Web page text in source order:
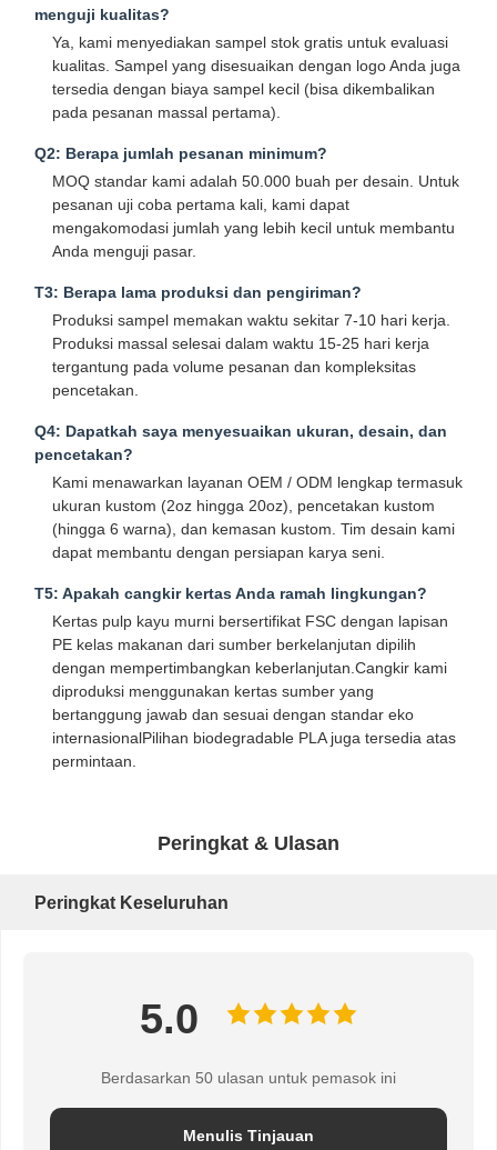
Kontrol
Kualitas
Hubungi
Kami
Berita Kasus
Bicara
Sekarang
Cangkir Kopi Kertas
cangkir kertas es krim
Mangkuk kertas sekali pakai
cangkir sup kertas
Kantong kertas dengan pegangan
Kotak makanan untuk dibawa
Kotak Kue Kustom
kotak kertas disesuaikan
Cangkir plastik sekali pakai
kemasan makanan dan minuman
menguji kualitas?
Ya, kami menyediakan sampel stok gratis untuk evaluasi
kualitas. Sampel yang disesuaikan dengan logo Anda juga
tersedia dengan biaya sampel kecil (bisa dikembalikan
pada pesanan massal pertama).
Q2: Berapa jumlah pesanan minimum?
MOQ standar kami adalah 50.000 buah per desain. Untuk
pesanan uji coba pertama kali, kami dapat
mengakomodasi jumlah yang lebih kecil untuk membantu
Anda menguji pasar.
T3: Berapa lama produksi dan pengiriman?
Produksi sampel memakan waktu sekitar 7-10 hari kerja.
Produksi massal selesai dalam waktu 15-25 hari kerja
tergantung pada volume pesanan dan kompleksitas
pencetakan.
Q4: Dapatkah saya menyesuaikan ukuran, desain, dan
pencetakan?
Kami menawarkan layanan OEM / ODM lengkap termasuk
ukuran kustom (2oz hingga 20oz), pencetakan kustom
(hingga 6 warna), dan kemasan kustom. Tim desain kami
dapat membantu dengan persiapan karya seni.
T5: Apakah cangkir kertas Anda ramah lingkungan?
Kertas pulp kayu murni bersertifikat FSC dengan lapisan
PE kelas makanan dari sumber berkelanjutan dipilih
dengan mempertimbangkan keberlanjutan.Cangkir kami
diproduksi menggunakan kertas sumber yang
bertanggung jawab dan sesuai dengan standar eko
internasionalPilihan biodegradable PLA juga tersedia atas
permintaan.
Peringkat & Ulasan
Peringkat Keseluruhan
5.0
Berdasarkan 50 ulasan untuk pemasok ini
Menulis Tinjauan